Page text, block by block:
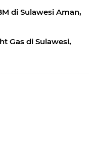
di Sulawesi Aman,
Gas di Sulawesi,